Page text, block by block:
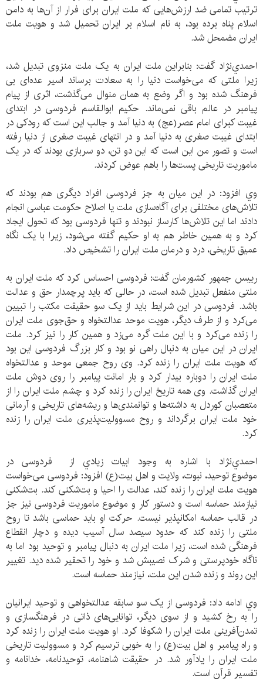
ترتيب تمامی ضد ارزش‌هایی که ملت ایران برای فرار از آن‌ها به دامن
اسلام پناه برده بود، به نام اسلام بر ایران تحمیل شد و هویت ملت
ایران مضمحل شد.
احمدي‌نژاد گفت: بنابراين ملت ایران به یک ملت منزوی تبدیل شد،
زيرا ملتی که می‌خواست دنیا را به سعادت برساند اسیر عده‌ای بی
فرهنگ شده بود و اگر وضع به همان منوال می‌گذشت، اثری از پیام
پیامبر در عالم باقی نمی‌ماند. حکیم ابوالقاسم فردوسی در ابتدای
غیبت کبرای امام عصر(عج) به دنیا آمد و جالب این است که رودکی در
ابتدای غیبت صغری به دنیا آمد و در انتهای غیبت صغری از دنیا رفته
است و تصور من این است که این دو تن، دو سربازی بودند که در یک
ماموریت تاریخی پست‌ها را باهم عوض کردند.
وي افزود: در این میان به جز فردوسی افراد دیگری هم بودند که
تلاش‌های مختلفی برای آگاه‌سازی ملت یا اصلاح حکومت عباسی انجام
دادند اما این تلاش‌ها کارساز نبودند و تنها فردوسی بود که تحول ایجاد
کرد و به همین خاطر هم به او حکیم گفته می‌شود، زیرا با یک نگاه
عمیق تاریخی، درد و درمان ملت ایران را تشخیص داد.
رييس جمهور كشورمان گفت: فردوسی احساس کرد که ملت ایران به
ملتی منفعل تبدیل شده است، در حالی که باید پرچمدار حق و عدالت
باشد. فردوسی در این شرایط باید از یک سو حقیقت مکتب را تبیین
می‌کرد و از طرف دیگر، هویت موحد عدالتخواه و حق‌جوی ملت ایران
را زنده می‌کرد و با این ملت گره می‌زد و همین کار را نیز کرد. ملت
ایران در این میان به دنبال راهی نو بود و کار بزرگ فردوسی این بود
که هویت ملت ایران را زنده کرد. وی روح جمعی موحد و عدالتخواه
ملت ایران را دوباره بیدار کرد و بار امانت پيامبر را روی دوش ملت
ایران گذاشت. وی همه تاریخ ایران را زنده کرد و چشم ملت ایران را از
متعصبان کوردل به داشته‌ها و توانمندی‌ها و ریشه‌های تاریخی و آرمانی
خود ملت ایران برگرداند و روح مسوولیت‌پذیری ملت ایران را زنده
کرد.
احمدي‌نژاد با اشاره به وجود ابیات زيادي از فردوسی در
موضوع توحید، نبوت، ولایت و اهل بیت(ع) افزود: فردوسی می‌خواست
هویت ملت ایران را زنده کند، عدالت را احیا و بت‌شکنی کند. بت‌شکنی
نیازمند حماسه است و دستور کار و موضوع ماموریت فردوسی نیز جز
در قالب حماسه امکانپذیر نیست. حرکت او باید حماسی باشد تا روح
ملتی را زنده کند که حدود سیصد سال آسیب دیده و دچار انقطاع
فرهنگی شده است، زیرا ملت ایران به دنبال پیامبر و توحید بود اما به
ناگاه خودپرستی و شرک نصیبش شد و خود را تحقیر شده دید. تغییر
این روند و زنده شدن این ملت، نیازمند حماسه است.
وي ادامه داد: فردوسی از یک سو سابقه عدالتخواهی و توحید ایرانیان
را به رخ کشید و از سوی دیگر، توانایی‌های ذاتی در فرهنگسازی و
تمدن‌آفرینی ملت ایران را شکوفا کرد. او هویت ملت ایران را زنده کرد
و راه پیامبر و اهل بیت(ع) را به خوبی ترسیم کرد و مسوولیت تاریخی
ملت ایران را یادآور شد. در حقيقت شاهنامه، توحیدنامه، خدا‌نامه و
تفسیر قرآن است.